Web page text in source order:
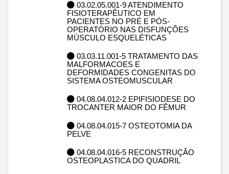
03.02.05.001-9 ATENDIMENTO
FISIOTERAPÊUTICO EM
PACIENTES NO PRÉ E PÓS-
OPERATÓRIO NAS DISFUNÇÕES
MÚSCULO ESQUELÉTICAS
03.03.11.001-5 TRATAMENTO DAS
MALFORMACOES E
DEFORMIDADES CONGENITAS DO
SISTEMA OSTEOMUSCULAR
04.08.04.012-2 EPIFISIODESE DO
TROCANTER MAIOR DO FÊMUR
04.08.04.015-7 OSTEOTOMIA DA
PELVE
04.08.04.016-5 RECONSTRUÇÃO
OSTEOPLASTICA DO QUADRIL